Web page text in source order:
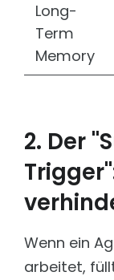
rauchfrei
Long-
Term
Memory
2. Der
Wenn ein
arbeitet,